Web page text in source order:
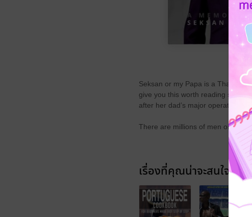
Seksan or my Papa is a Thai
give you this worth reading story
after her dad’s major operations
There are millions of men on
เรื่องที่คุณน่าจะสนใจ